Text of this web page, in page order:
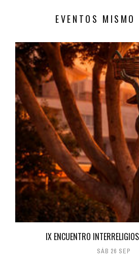
EVENTOS MISMO
IX ENCUENTRO
SÁB 26 SEP